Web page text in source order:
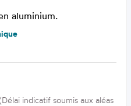
aluminium.
indicatif soumis aux aléas